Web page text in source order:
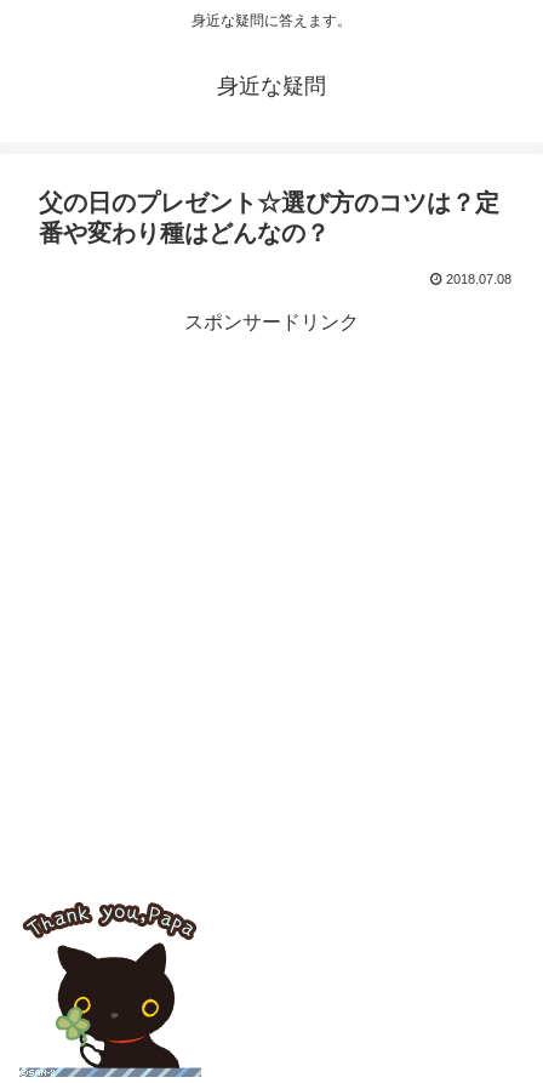
身近な疑問に答えます。
身近な疑問
父の日のプレゼント☆選び方のコツは？定
番や変わり種はどんなの？
2018.07.08
スポンサードリンク